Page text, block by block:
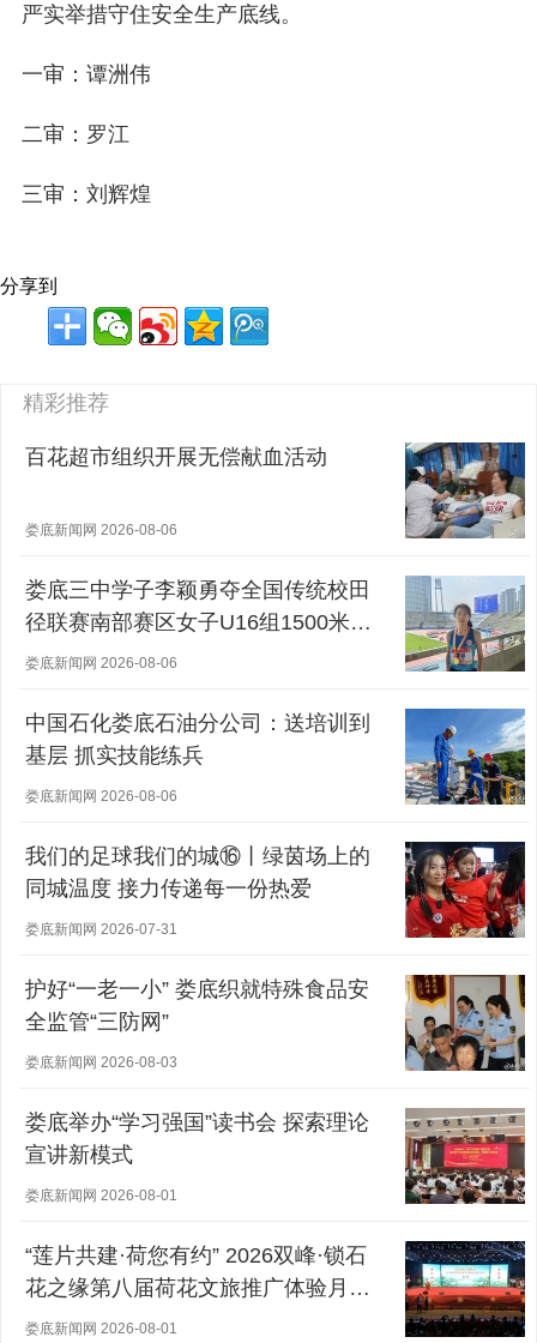
严实举措守住安全生产底线。
一审：谭洲伟
二审：罗江
三审：刘辉煌
分享到
精彩推荐
百花超市组织开展无偿献血活动
娄底新闻网 2026-08-06
娄底三中学子李颖勇夺全国传统校田
径联赛南部赛区女子U16组1500米冠
军
娄底新闻网 2026-08-06
中国石化娄底石油分公司：送培训到
基层 抓实技能练兵
娄底新闻网 2026-08-06
我们的足球我们的城⑯丨绿茵场上的
同城温度 接力传递每一份热爱
娄底新闻网 2026-07-31
护好“一老一小” 娄底织就特殊食品安
全监管“三防网”
娄底新闻网 2026-08-03
娄底举办“学习强国”读书会 探索理论
宣讲新模式
娄底新闻网 2026-08-01
“莲片共建·荷您有约” 2026双峰·锁石
花之缘第八届荷花文旅推广体验月盛
大开幕
娄底新闻网 2026-08-01